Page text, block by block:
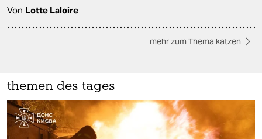
Von Lotte Laloire
mehr zum Thema katzen
themen des tages